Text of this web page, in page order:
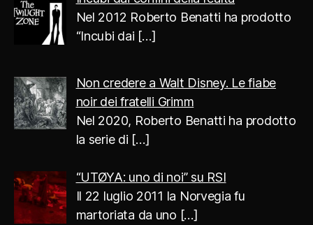
Nel 2012 Roberto Benatti ha prodotto
“Incubi dai […]
Non credere a Walt Disney. Le fiabe
noir dei fratelli Grimm
Nel 2020, Roberto Benatti ha prodotto
la serie di […]
“UTØYA: uno di noi” su RSI
Il 22 luglio 2011 la Norvegia fu
martoriata da uno […]